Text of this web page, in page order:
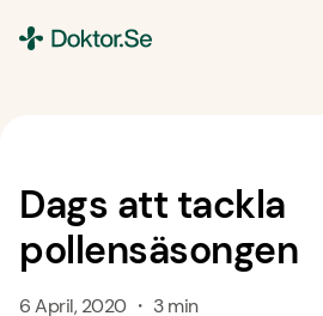
Dags att tackla
pollensäsongen
6 April, 2020 ・ 3 min